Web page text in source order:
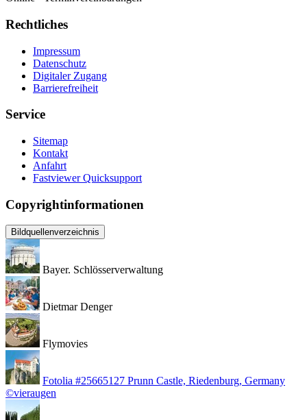
Rechtliches
Impressum
Datenschutz
Digitaler Zugang
Barrierefreiheit
Service
Sitemap
Kontakt
Anfahrt
Fastviewer Quicksupport
Copyrightinformationen
Bildquellenverzeichnis
Bayer. Schlösserverwaltung
Dietmar Denger
Flymovies
Fotolia #25665127 Prunn Castle, Riedenburg, Germany
©vieraugen